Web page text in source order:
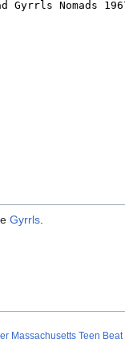
Gyrrls.
Massachusetts Teen